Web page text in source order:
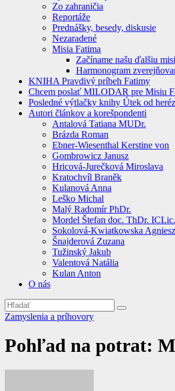
Zo zahraničia
Reportáže
Prednášky, besedy, diskusie
Nezaradené
Misia Fatima
Začíname našu ďalšiu
Harmonogram
KNIHA Pravdivý príbeh Fatimy
Chcem poslať MILODAR pre Misiu
Posledné výtlačky knihy Útek od heréz
Autori článkov a korešpondenti
Antalová Tatiana MUDr.
Brázda Roman
Ebner-Wiesenthal Kerstine von
Gombrowicz Janusz
Hricová-Jurečková Miroslava
Kratochvíl Braněk
Kulanová Anna
Leško Michal
Malý Radomír PhDr.
Mordel Štefan doc. ThDr.
Sokolová-Kwiatkowska
Šnajderová Zuzana
Tužinský Jakub
Valentová Natália
Kulan Anton
O nás
Zamyslenia a príhovory
Pohľad na potrat: